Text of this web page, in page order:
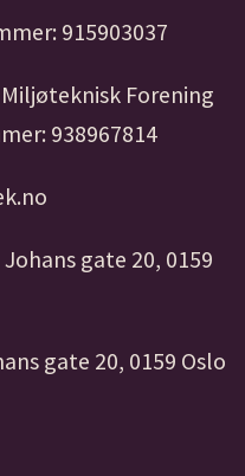
915903037
Miljøteknisk Forening
938967814
gate 20, 0159
gate 20, 0159 Oslo